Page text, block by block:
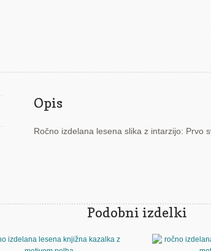
Opis
Ročno izdelana lesena slika z intarzijo: Prvo
Podobni izdelki